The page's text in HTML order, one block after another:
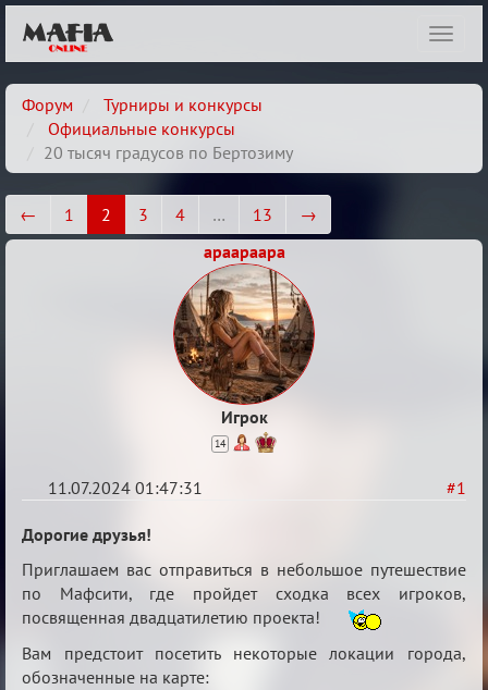
Форум
Турниры и конкурсы
Официальные конкурсы
20 тысяч градусов по Бертозиму
← 1 2 3 4 … 13
→
apaapaapa
Игрок
14
#1
11.07.2024 01:47:31
20
тысяч
градусов
по
Бертозиму
Дорогие друзья!
Приглашаем вас отправиться в небольшое путешествие
по Мафсити, где пройдет сходка всех игроков,
посвященная двадцатилетию проекта!
Вам предстоит посетить некоторые локации города,
обозначенные на карте: